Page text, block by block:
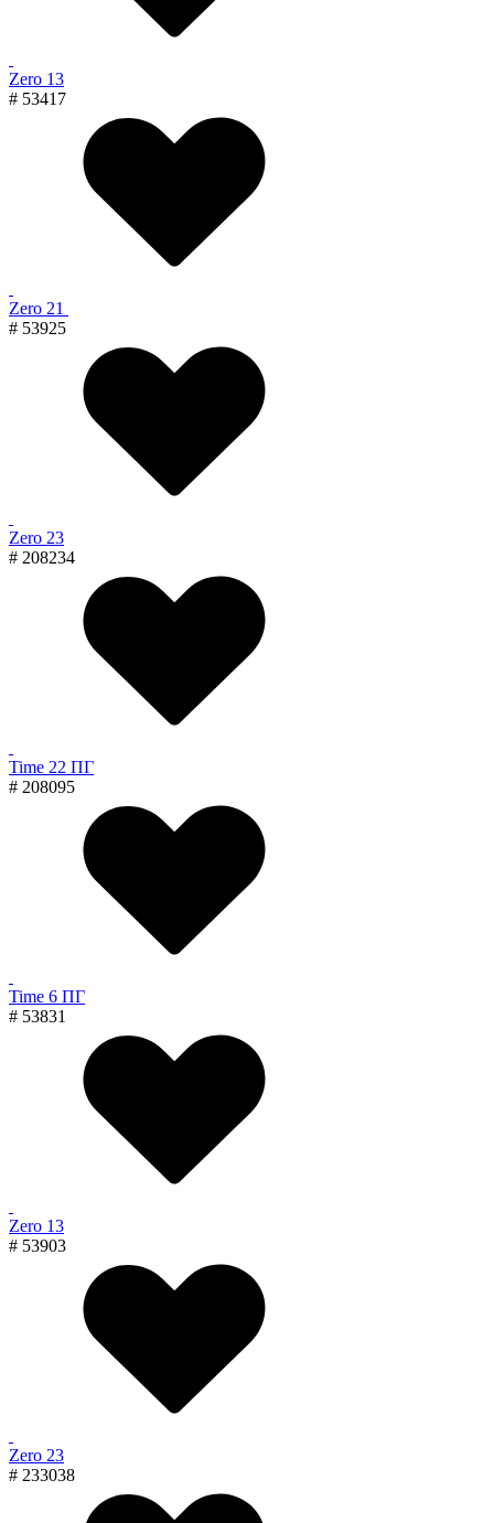
Zero 13
# 53417
Zero 21
# 53925
Zero 23
# 208234
Time 22 ПГ
# 208095
Time 6 ПГ
# 53831
Zero 13
# 53903
Zero 23
# 233038